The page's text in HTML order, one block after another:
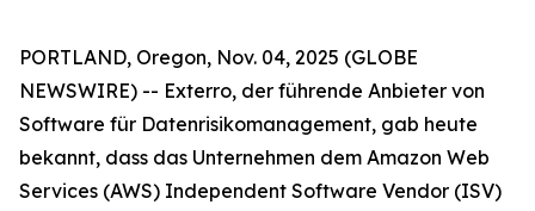
PORTLAND, Oregon, Nov. 04, 2025 (GLOBE
NEWSWIRE) -- Exterro, der führende Anbieter von
Software für Datenrisikomanagement, gab heute
bekannt, dass das Unternehmen dem Amazon Web
Services (AWS) Independent Software Vendor (ISV)